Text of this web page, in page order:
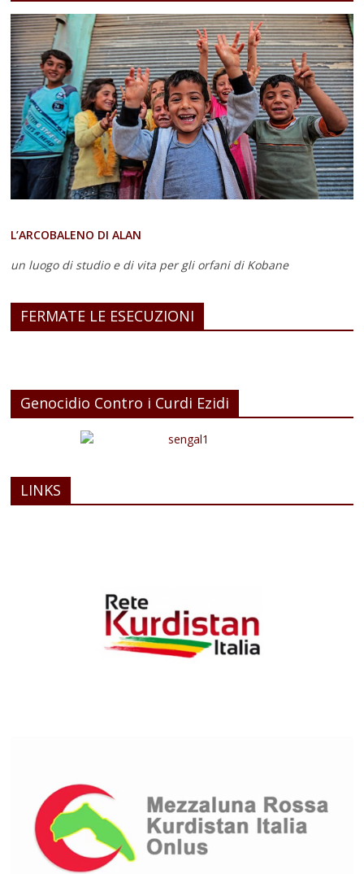
L’ARCOBALENO DI ALAN
un luogo di studio e di vita per gli orfani di Kobane
FERMATE LE ESECUZIONI
Genocidio Contro i Curdi Ezidi
LINKS